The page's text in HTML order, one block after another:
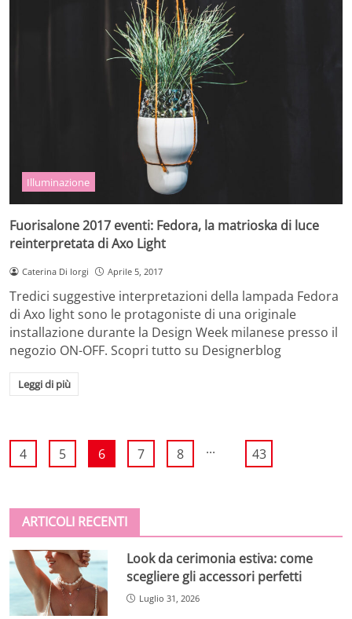
Illuminazione
Fuorisalone 2017 eventi: Fedora, la matrioska di luce
reinterpretata di Axo Light
Caterina Di Iorgi Aprile 5, 2017
Tredici suggestive interpretazioni della lampada Fedora
di Axo light sono le protagoniste di una originale
installazione durante la Design Week milanese presso il
negozio ON-OFF. Scopri tutto su Designerblog
Leggi di più
4 5 6 7 8 ... 43
ARTICOLI RECENTI
Look da cerimonia estiva: come
scegliere gli accessori perfetti
Luglio 31, 2026